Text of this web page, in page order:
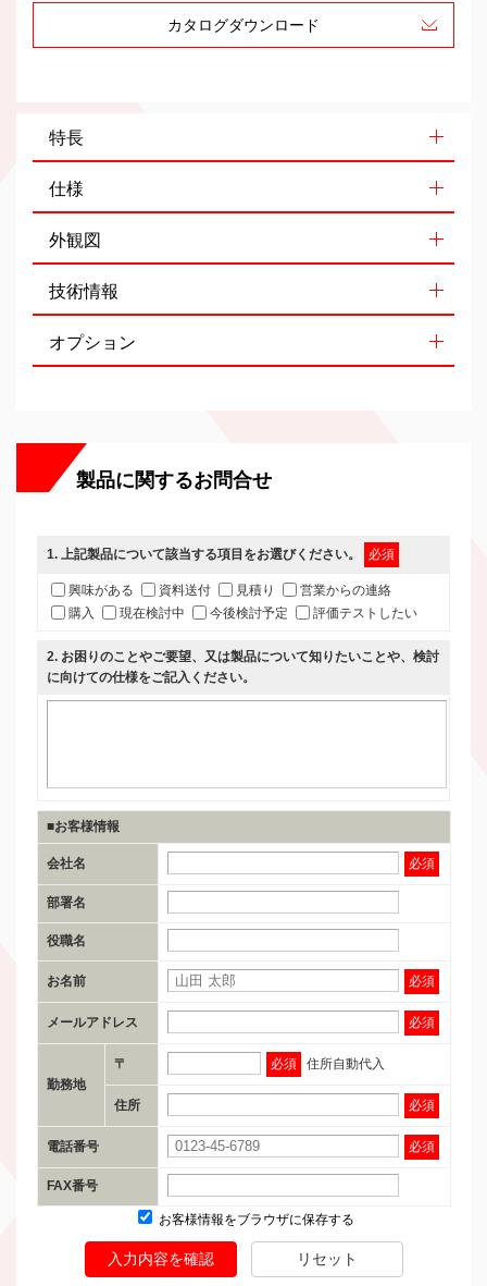
カタログダウンロード
特長
仕様
外観図
技術情報
オプション
製品に関するお問合せ
1. 上記製品について該当する項目をお選びください。 必須
興味がある 資料送付 見積り
営業からの連絡
購入
現在検討中 今後検討予定 評価テストしたい
2. お困りのことやご要望、又は製品について知りたいことや、検討
に向けての仕様をご記入ください。
■お客様情報
会社名 必須
部署名
役職名
お名前 必須
メールアドレス 必須
勤務地
〒 必須 住所自動代入
住所 必須
電話番号 必須
FAX番号
お客様情報をブラウザに保存する
入力内容を確認 リセット